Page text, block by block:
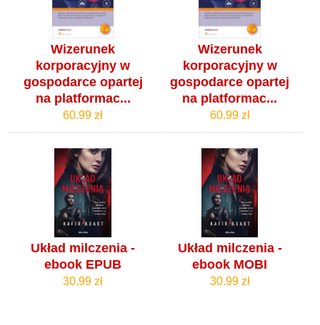
Wizerunek
korporacyjny w
gospodarce opartej
na platformac...
60.99 zł
Wizerunek
korporacyjny w
gospodarce opartej
na platformac...
60.99 zł
Układ milczenia -
ebook EPUB
30.99 zł
Układ milczenia -
ebook MOBI
30.99 zł